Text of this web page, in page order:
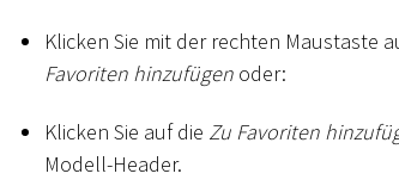
Klicken Sie mit der rechten Maustaste
Favoriten hinzufügen oder:
Klicken Sie auf die Zu Favoriten
Modell-Header.